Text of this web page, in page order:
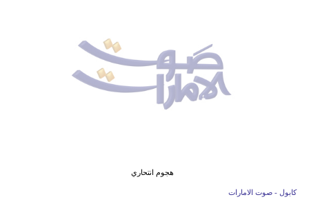
هجوم انتحاري
كابول - صوت الامارات